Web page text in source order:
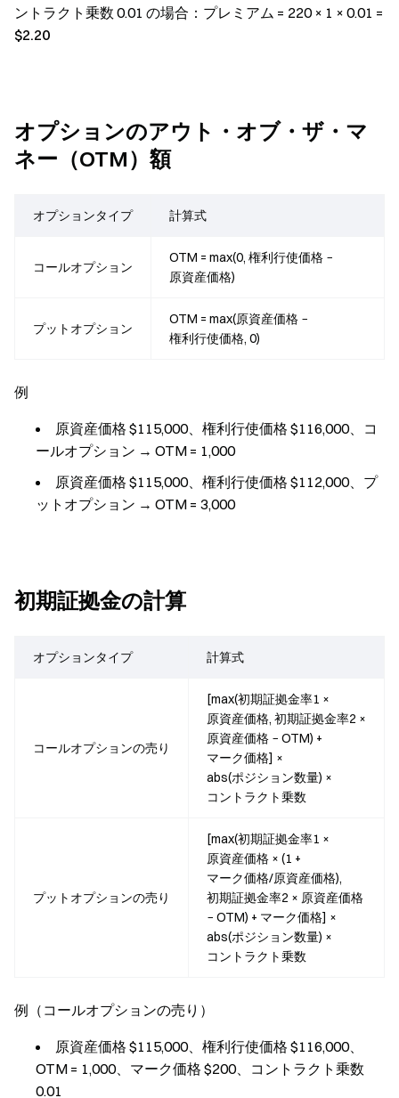
ントラクト乗数 0.01 の場合：プレミアム = 220 × 1 × 0.01 =
$2.20
オプションのアウト・オブ・ザ・マ
ネー（OTM）額
オプションタイプ 計算式
コールオプション
OTM = max(0, 権利行使価格 −
原資産価格)
プットオプション
OTM = max(原資産価格 −
権利行使価格, 0)
例
原資産価格 $115,000、権利行使価格 $116,000、コ
ールオプション → OTM = 1,000
原資産価格 $115,000、権利行使価格 $112,000、プ
ットオプション → OTM = 3,000
初期証拠金の計算
オプションタイプ 計算式
コールオプションの売り
[max(初期証拠金率1 ×
原資産価格, 初期証拠金率2 ×
原資産価格 − OTM) +
マーク価格] ×
abs(ポジション数量) ×
コントラクト乗数
プットオプションの売り
[max(初期証拠金率1 ×
原資産価格 × (1 +
マーク価格/原資産価格),
初期証拠金率2 × 原資産価格
− OTM) + マーク価格] ×
abs(ポジション数量) ×
コントラクト乗数
例（コールオプションの売り）
原資産価格 $115,000、権利行使価格 $116,000、
OTM = 1,000、マーク価格 $200、コントラクト乗数
0.01